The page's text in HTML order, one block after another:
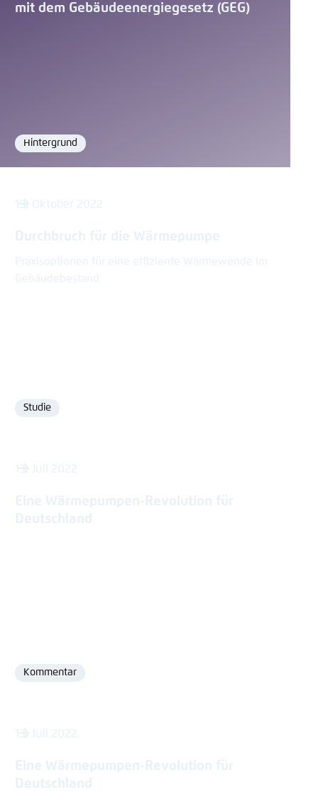
mit dem Gebäudeenergiegesetz (GEG)
Format
Hintergrund
Format
Studie
Format
Kommentar